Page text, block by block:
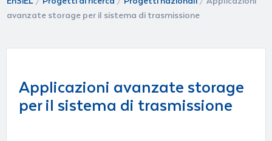
avanzate storage per il sistema di trasmissione
Applicazioni avanzate storage
per il sistema di trasmissione